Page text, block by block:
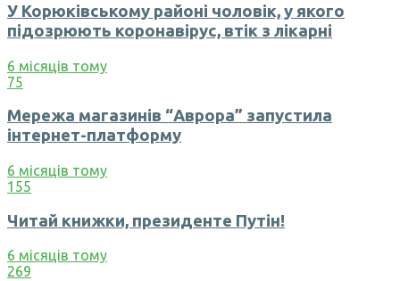
У Корюківському районі чоловік, у якого
підозрюють коронавірус, втік з лікарні
6 місяців тому
75
Мережа магазинів “Аврора” запустила
інтернет-платформу
6 місяців тому
155
Читай книжки, президенте Путін!
6 місяців тому
269